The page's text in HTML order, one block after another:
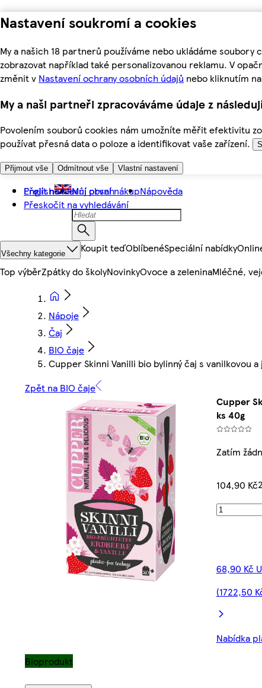
Nastavení soukromí a cookies
My a našich 18 partnerů používáme nebo ukládáme
zobrazovat například také personalizovanou reklamu. V
změnit v Nastavení ochrany osobních údajů nebo kliknutím
My a naši partneři zpracováváme údaje z
Povolením souborů cookies nám umožníte měřit efektivitu
používat přesná data o poloze a identifikovat vaše zařízení.
Přijmout vše Odmítnout vše Vlastní nastavení
Přejít na hlavní obsah
Přeskočit na vyhledávání
English Můj první nákupNápověda
Všechny kategorie Koupit teďOblíbenéSpeciální nabídky
Top výběrZpátky do školyNovinkyOvoce a zeleninaMléčné,
Nápoje
Čaj
BIO čaje
Cupper Skinni Vanilli bio bylinný čaj s vanilkovou
Zpět na BIO čaje
Cupper
ks 40g
Zatím
104,90 Kč
68,90 Kč
(1722,50
Nabídka
Bioprodukt